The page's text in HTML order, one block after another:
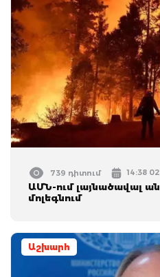
739 դիտում 14:38
ԱՄՆ-ում լայնածավալ
մոլեգնում
Աշխարհ